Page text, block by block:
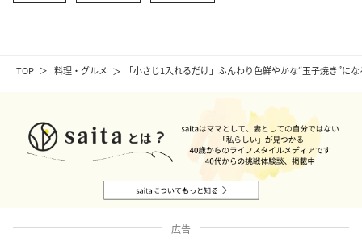
TOP 料理・グルメ 「小さじ1入れるだけ」ふんわり色鮮やかな“玉子焼き”に
広告